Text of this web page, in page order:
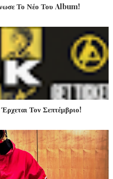
Το Νέο Του Album!
Τον Σεπτέμβριο!